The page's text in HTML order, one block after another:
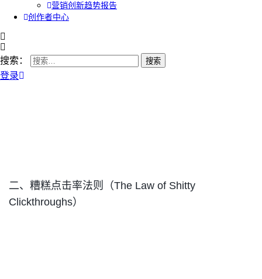
营销创新趋势报告
创作者中心
搜索：
登录
二、糟糕点击率法则（The Law of Shitty
Clickthroughs）